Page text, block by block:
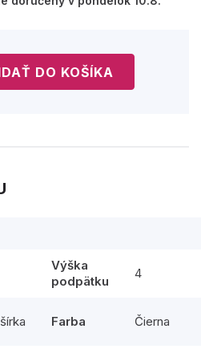
Výška
podpätku
4
Farba Čierna